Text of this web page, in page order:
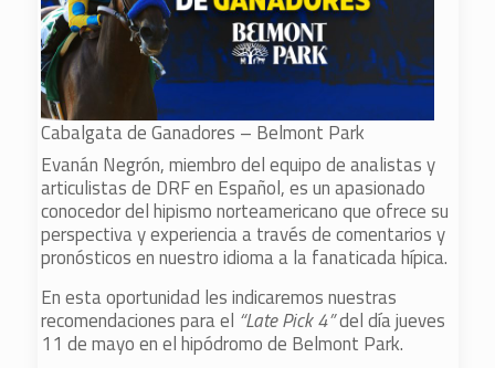
Cabalgata de Ganadores – Belmont Park
Evanán Negrón, miembro del equipo de analistas y
articulistas de DRF en Español, es un apasionado
conocedor del hipismo norteamericano que ofrece su
perspectiva y experiencia a través de comentarios y
pronósticos en nuestro idioma a la fanaticada hípica.
En esta oportunidad les indicaremos nuestras
recomendaciones para el “Late Pick 4”del día jueves
11 de mayo en el hipódromo de Belmont Park.